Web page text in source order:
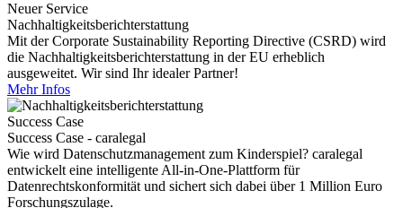
Neuer Service
Nachhaltigkeitsberichterstattung
Mit der Corporate Sustainability Reporting Directive (CSRD) wird
die Nachhaltigkeitsberichterstattung in der EU erheblich
ausgeweitet. Wir sind Ihr idealer Partner!
Mehr Infos
Success Case
Success Case - caralegal
Wie wird Datenschutzmanagement zum Kinderspiel? caralegal
entwickelt eine intelligente All-in-One-Plattform für
Datenrechtskonformität und sichert sich dabei über 1 Million Euro
Forschungszulage.